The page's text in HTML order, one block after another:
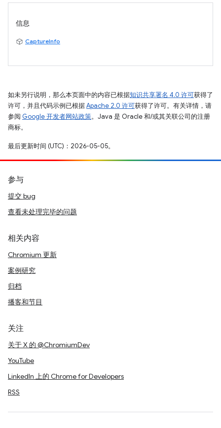
信息
CaptureInfo
如未另行说明，那么本页面中的内容已根据知识共享署名 4.0 许可获得了
许可，并且代码示例已根据Apache 2.0 许可获得了许可。有关详情，请
参阅 Google 开发者网站政策。Java 是 Oracle 和/或其关联公司的注册
商标。
最后更新时间 (UTC)：2026-05-05。
参与
提交 bug
查看未处理完毕的问题
相关内容
Chromium 更新
案例研究
归档
播客和节目
关注
关于 X 的 @ChromiumDev
YouTube
LinkedIn 上的 Chrome for Developers
RSS